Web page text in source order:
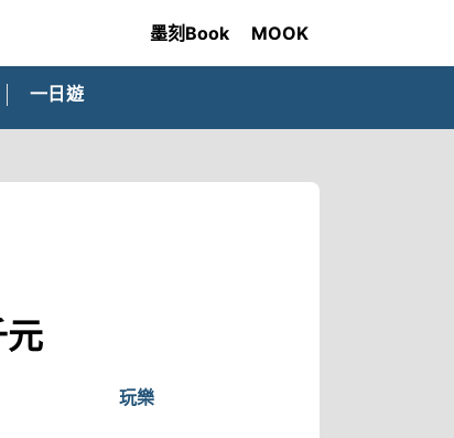
墨刻Book MOOK
一日遊
玩樂